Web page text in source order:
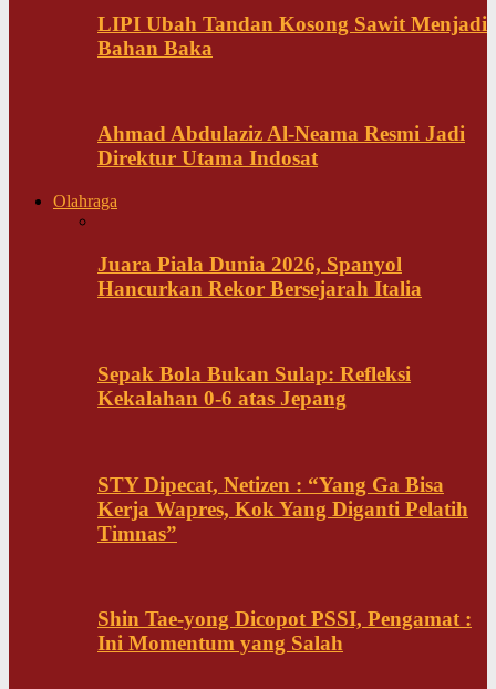
LIPI Ubah Tandan Kosong Sawit Menjadi
Bahan Baka
Ahmad Abdulaziz Al-Neama Resmi Jadi
Direktur Utama Indosat
Olahraga
Juara Piala Dunia 2026, Spanyol
Hancurkan Rekor Bersejarah Italia
Sepak Bola Bukan Sulap: Refleksi
Kekalahan 0-6 atas Jepang
STY Dipecat, Netizen : “Yang Ga Bisa
Kerja Wapres, Kok Yang Diganti Pelatih
Timnas”
Shin Tae-yong Dicopot PSSI, Pengamat :
Ini Momentum yang Salah